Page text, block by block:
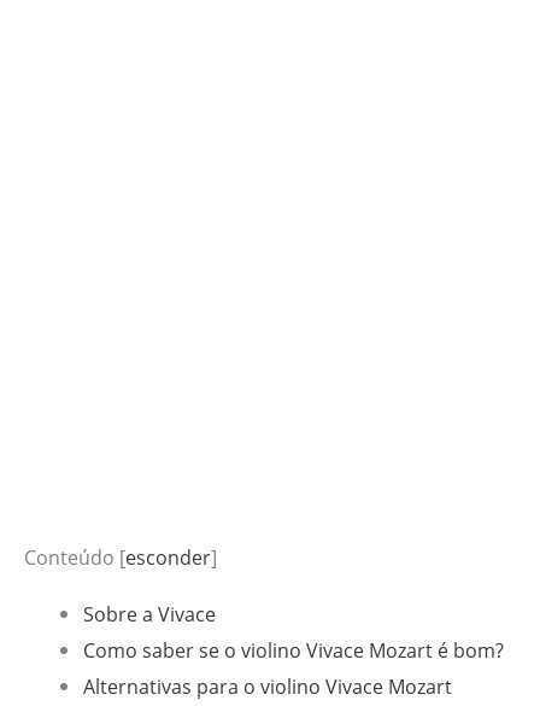
Conteúdo [esconder]
Sobre a Vivace
Como saber se o violino Vivace Mozart é bom?
Alternativas para o violino Vivace Mozart